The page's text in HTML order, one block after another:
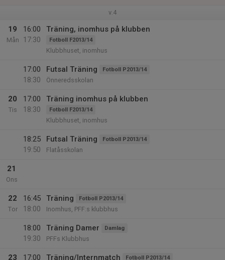
v.4
19
Mån
16:00
17:30
Träning, inomhus på klubben
Fotboll F2013/14
Klubbhuset, inomhus
17:00
18:30
Futsal Träning Fotboll P2013/14
Önneredsskolan
20
Tis
17:00
18:30
Träning inomhus på klubben
Fotboll F2013/14
Klubbhuset, inomhus
18:25
19:50
Futsal Träning Fotboll P2013/14
Flatåsskolan
21
Ons
22
Tor
16:45
18:00
Träning Fotboll P2013/14
Inomhus, PFF:s klubbhus
18:00
19:30
Träning Damer Damlag
PFFs Klubbhus
23
17:00
Träning/Internmatch Fotboll P2013/14